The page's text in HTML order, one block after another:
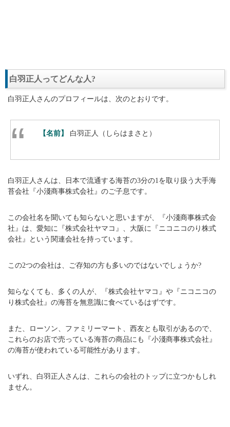
白羽正人ってどんな人?
白羽正人さんのプロフィールは、次のとおりです。
【名前】 白羽正人（しらはまさと）
白羽正人さんは、日本で流通する海苔の3分の1を取り扱う大手海
苔会社『小淺商事株式会社』のご子息です。
この会社名を聞いても知らないと思いますが、『小淺商事株式会
社』は、愛知に『株式会社ヤマコ』、大阪に『ニコニコのり株式
会社』という関連会社を持っています。
この2つの会社は、ご存知の方も多いのではないでしょうか?
知らなくても、多くの人が、『株式会社ヤマコ』や『ニコニコの
り株式会社』の海苔を無意識に食べているはずです。
また、ローソン、ファミリーマート、西友とも取引があるので、
これらのお店で売っている海苔の商品にも『小淺商事株式会社』
の海苔が使われている可能性があります。
いずれ、白羽正人さんは、これらの会社のトップに立つかもしれ
ません。